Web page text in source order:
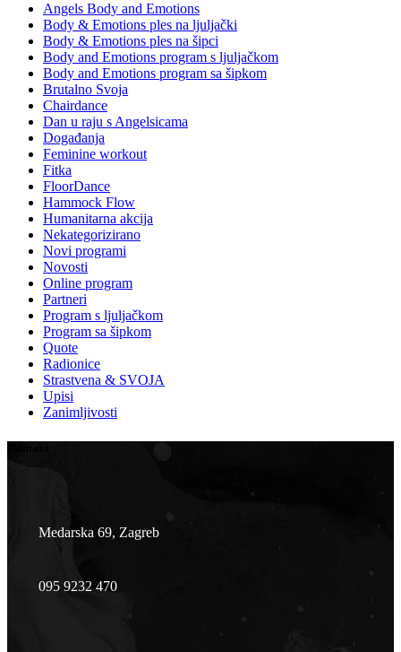
Angels Body and Emotions
Body & Emotions ples na ljuljački
Body & Emotions ples na šipci
Body and Emotions program s ljuljačkom
Body and Emotions program sa šipkom
Brutalno Svoja
Chairdance
Dan u raju s Angelsicama
Događanja
Feminine workout
Fitka
FloorDance
Hammock Flow
Humanitarna akcija
Nekategorizirano
Novi programi
Novosti
Online program
Partneri
Program s ljuljačkom
Program sa šipkom
Quote
Radionice
Strastvena & SVOJA
Upisi
Zanimljivosti
Medarska 69, Zagreb
095 9232 470